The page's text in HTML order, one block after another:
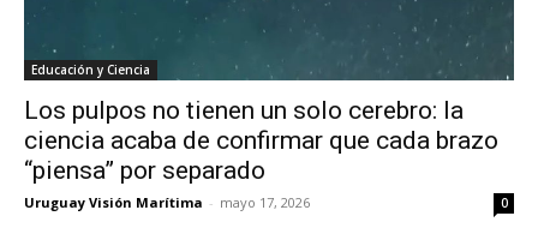
Educación y Ciencia
Los pulpos no tienen un solo cerebro: la
ciencia acaba de confirmar que cada brazo
“piensa” por separado
Uruguay Visión Marítima - mayo 17, 2026 0